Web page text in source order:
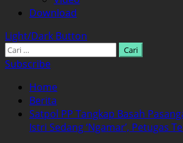
Download
Light/Dark Button
Cari
untuk:
Subscribe
Home
Berita
Satpol PP Tangkap Basah
Istri Sedang ‘Ngamar’, Petugas